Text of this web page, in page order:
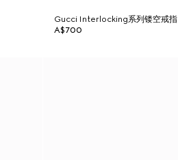
Gucci Interlocking系列镂空戒指
A$700